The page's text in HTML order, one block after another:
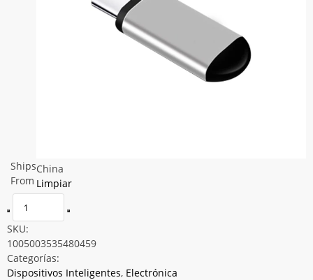
Ships
From
China
Limpiar
SKU:
1005003535480459
Categorías:
Dispositivos Inteligentes, Electrónica